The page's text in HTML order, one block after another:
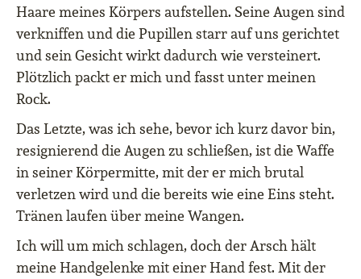
Haare meines Körpers aufstellen. Seine Augen sind
verkniffen und die Pupillen starr auf uns gerichtet
und sein Gesicht wirkt dadurch wie versteinert.
Plötzlich packt er mich und fasst unter meinen
Rock.
Das Letzte, was ich sehe, bevor ich kurz davor bin,
resignierend die Augen zu schließen, ist die Waffe
in seiner Körpermitte, mit der er mich brutal
verletzen wird und die bereits wie eine Eins steht.
Tränen laufen über meine Wangen.
Ich will um mich schlagen, doch der Arsch hält
meine Handgelenke mit einer Hand fest. Mit der